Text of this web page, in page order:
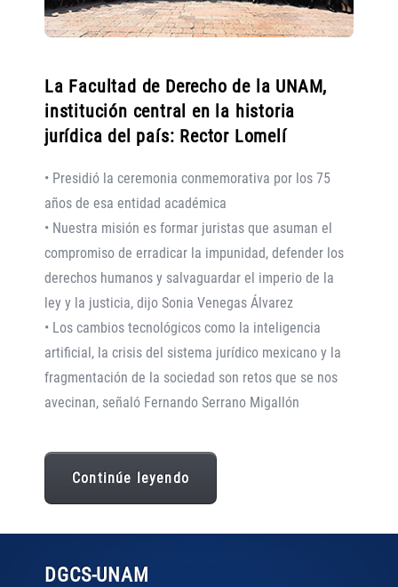
La Facultad de Derecho de la UNAM,
institución central en la historia
jurídica del país: Rector Lomelí
• Presidió la ceremonia conmemorativa por los 75
años de esa entidad académica
• Nuestra misión es formar juristas que asuman el
compromiso de erradicar la impunidad, defender los
derechos humanos y salvaguardar el imperio de la
ley y la justicia, dijo Sonia Venegas Álvarez
• Los cambios tecnológicos como la inteligencia
artificial, la crisis del sistema jurídico mexicano y la
fragmentación de la sociedad son retos que se nos
avecinan, señaló Fernando Serrano Migallón
Continúe leyendo
DGCS-UNAM